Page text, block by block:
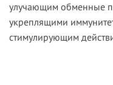
улучающим обменные
укреплящими
стимулирующим